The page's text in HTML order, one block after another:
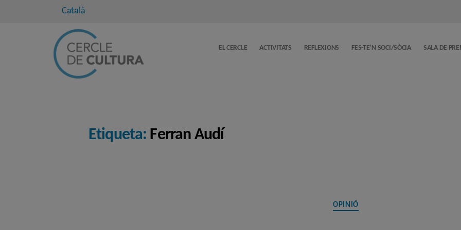
Català
EL CERCLE ACTIVITATS REFLEXIONS FES-TE’N SOCI/SÒCIA SALA DE
Etiqueta: Ferran Audí
Categories
OPINIÓ